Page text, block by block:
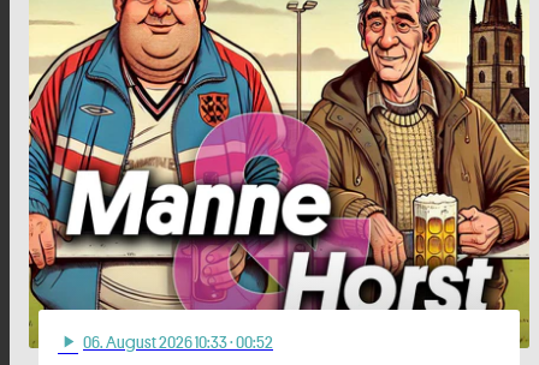
play_arrow 06. August 2026 10:33· 00:52